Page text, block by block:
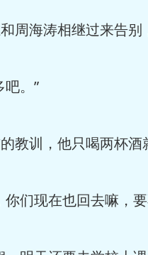
周海涛相继过来告
。”
教训，他只喝两杯
们现在也回去嘛，